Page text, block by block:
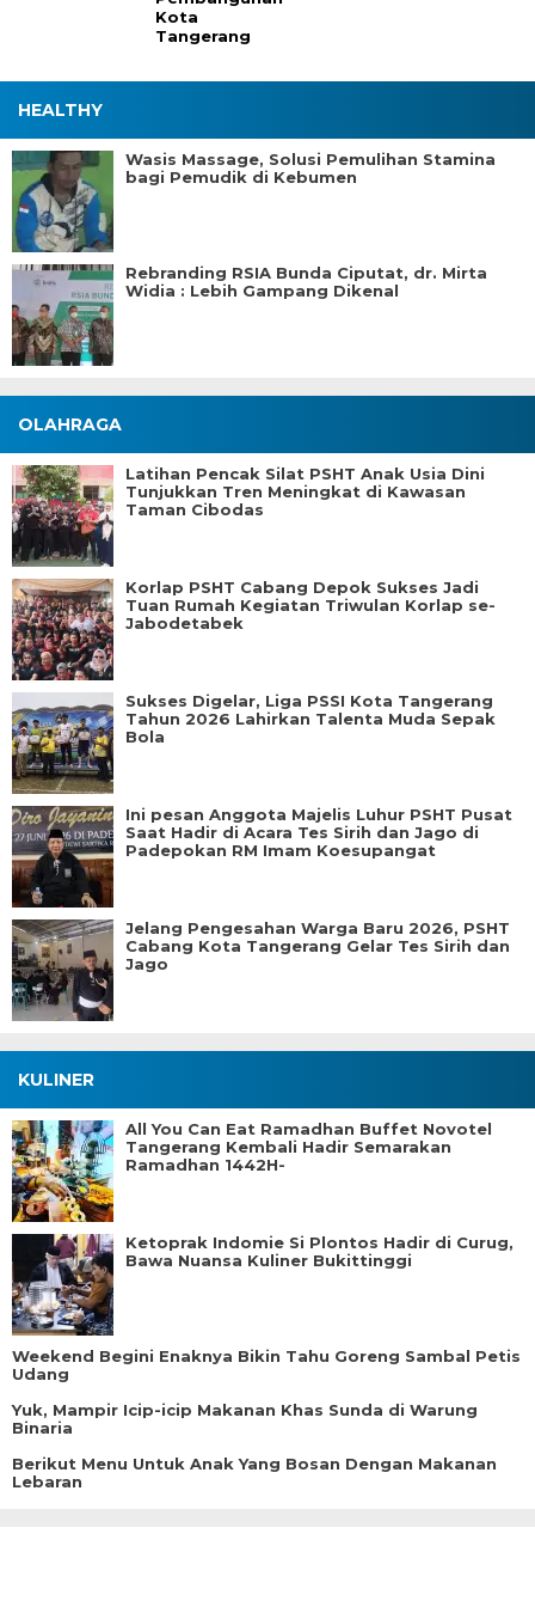
Kota
Tangerang
HEALTHY
Wasis Massage, Solusi Pemulihan Stamina
bagi Pemudik di Kebumen
Rebranding RSIA Bunda Ciputat, dr. Mirta
Widia : Lebih Gampang Dikenal
OLAHRAGA
Latihan Pencak Silat PSHT Anak Usia Dini
Tunjukkan Tren Meningkat di Kawasan
Taman Cibodas
Korlap PSHT Cabang Depok Sukses Jadi
Tuan Rumah Kegiatan Triwulan Korlap se-
Jabodetabek
Sukses Digelar, Liga PSSI Kota Tangerang
Tahun 2026 Lahirkan Talenta Muda Sepak
Bola
Ini pesan Anggota Majelis Luhur PSHT Pusat
Saat Hadir di Acara Tes Sirih dan Jago di
Padepokan RM Imam Koesupangat
Jelang Pengesahan Warga Baru 2026, PSHT
Cabang Kota Tangerang Gelar Tes Sirih dan
Jago
KULINER
All You Can Eat Ramadhan Buffet Novotel
Tangerang Kembali Hadir Semarakan
Ramadhan 1442H-
Ketoprak Indomie Si Plontos Hadir di Curug,
Bawa Nuansa Kuliner Bukittinggi
Weekend Begini Enaknya Bikin Tahu Goreng Sambal Petis
Udang
Yuk, Mampir Icip-icip Makanan Khas Sunda di Warung
Binaria
Berikut Menu Untuk Anak Yang Bosan Dengan Makanan
Lebaran